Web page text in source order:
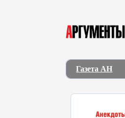
Газета АН